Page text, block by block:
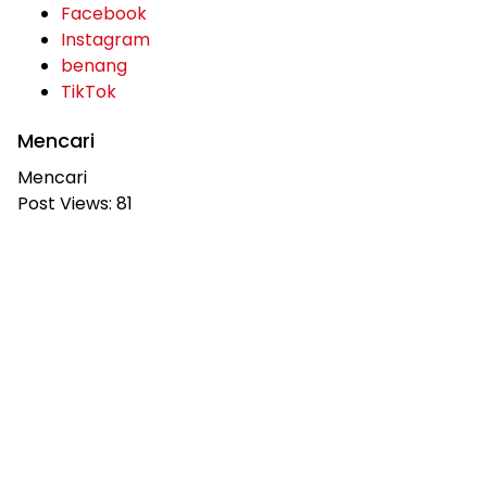
Facebook
Instagram
benang
TikTok
Mencari
Mencari
Post Views: 81